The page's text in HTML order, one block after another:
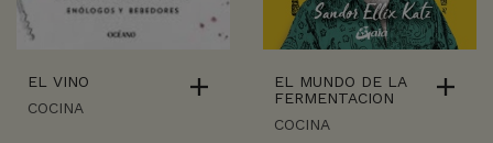
EL VINO
COCINA
EL MUNDO DE LA
FERMENTACION
COCINA